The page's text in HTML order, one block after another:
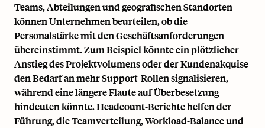
Teams, Abteilungen und geografischen Standorten
können Unternehmen beurteilen, ob die
Personalstärke mit den Geschäftsanforderungen
übereinstimmt. Zum Beispiel könnte ein plötzlicher
Anstieg des Projektvolumens oder der Kundenakquise
den Bedarf an mehr Support-Rollen signalisieren,
während eine längere Flaute auf Überbesetzung
hindeuten könnte. Headcount-Berichte helfen der
Führung, die Teamverteilung,Workload-Balanceund